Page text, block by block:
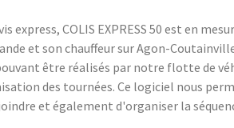
express, COLIS EXPRESS 50 est en
et son chauffeur sur Agon-
être réalisés par notre flotte de
des tournées. Ce logiciel nous
et également d'organiser la